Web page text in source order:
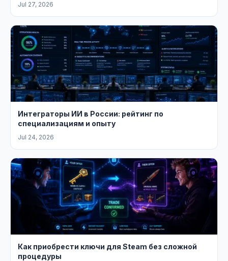
Jul 27, 2026
Интеграторы ИИ в России: рейтинг по
специализациям и опыту
Jul 24, 2026
Как приобрести ключи для Steam без сложной
процедуры